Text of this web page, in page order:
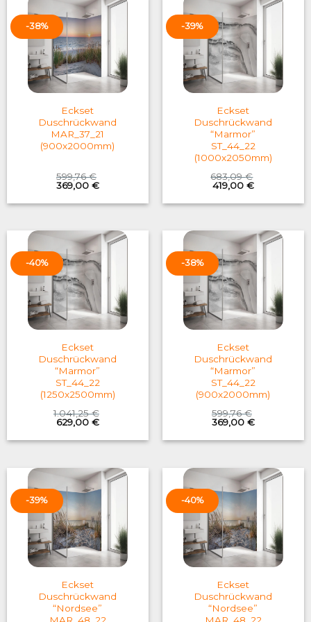
-38%
Eckset
Duschrückwand
MAR_37_21
(900x2000mm)
599,76€
Original
price
was:
369,00 €Current
is:
-39%
Eckset
Duschrückwand
“Marmor”
ST_44_22
(1000x2050mm)
683,09€
Original
price
was:
419,00 €Current
is:
-40%
Eckset
Duschrückwand
“Marmor”
ST_44_22
(1250x2500mm)
1.041,25€
Original
price
was:
629,00 €Current
is:
-38%
Eckset
Duschrückwand
“Marmor”
ST_44_22
(900x2000mm)
599,76€
Original
price
was:
369,00 €Current
is:
-39%
Eckset
Duschrückwand
“Nordsee”
-40%
Eckset
Duschrückwand
“Nordsee”